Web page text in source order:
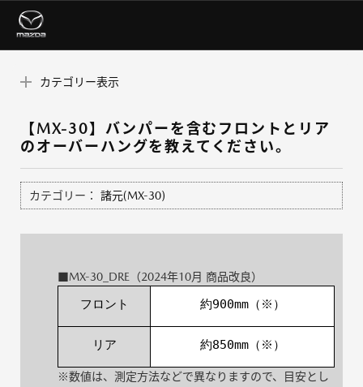
カテゴリー表示
【MX-30】バンパーを含むフロントとリア
のオーバーハングを教えてください。
カテゴリー： 諸元(MX-30)
■MX-30_DRE（2024年10月 商品改良）
フロント 約900mm（※）
リア 約850mm（※）
※数値は、測定方法などで異なりますので、目安とし